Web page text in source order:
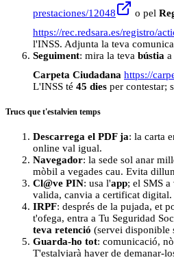
prestaciones/12048
o pel
https://rec.redsara.es/registro/
l'INSS. Adjunta la teva
Seguiment: mira la teva bústia
Carpeta Ciudadana https://
L'INSS té 45 dies per contestar;
Trucs que t'estalvien temps
Descarrega el PDF ja: la carta
online val igual.
Navegador: la sede sol anar
mòbil a vegades cau. Evita
Cl@ve PIN: usa l'app; el SMS
valida, canvia a certificat digital.
IRPF: després de la pujada, et
t'ofega, entra a Tu Seguridad
teva retenció (servei disponible
Guarda-ho tot: comunicació,
T'estalviarà haver de demanar-